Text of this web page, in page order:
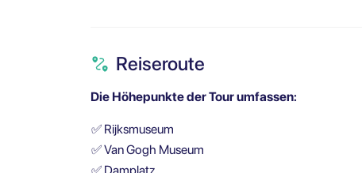
Reiseroute
Die Höhepunkte der Tour umfassen:
✅ Rijksmuseum
✅Van Gogh Museum